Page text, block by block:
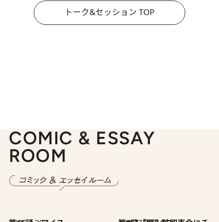
トーク&セッション TOP
COMIC & ESSAY
ROOM